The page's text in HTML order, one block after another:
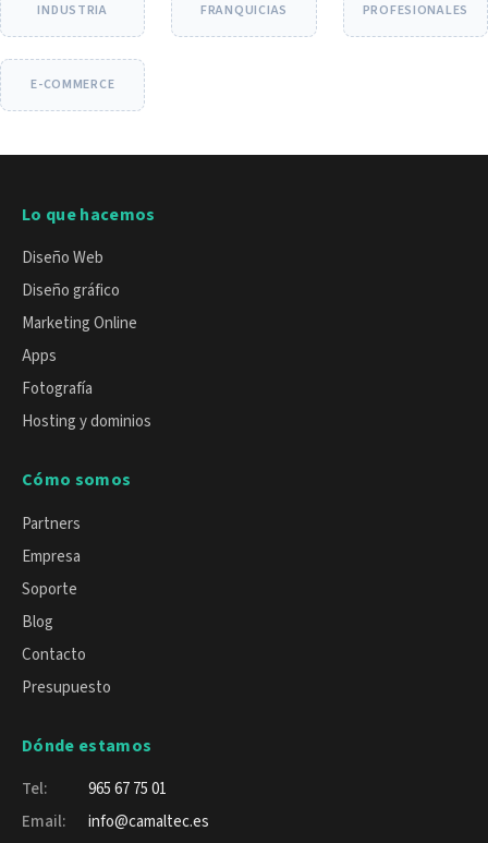
INDUSTRIA FRANQUICIAS PROFESIONALES
E-COMMERCE
Lo que hacemos
Diseño Web
Diseño gráfico
Marketing Online
Apps
Fotografía
Hosting y dominios
Cómo somos
Partners
Empresa
Soporte
Blog
Contacto
Presupuesto
Dónde estamos
Tel:
965 67 75 01
Email:
info@camaltec.es